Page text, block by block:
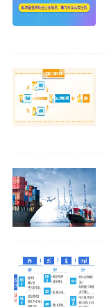
标签: 跨境财税